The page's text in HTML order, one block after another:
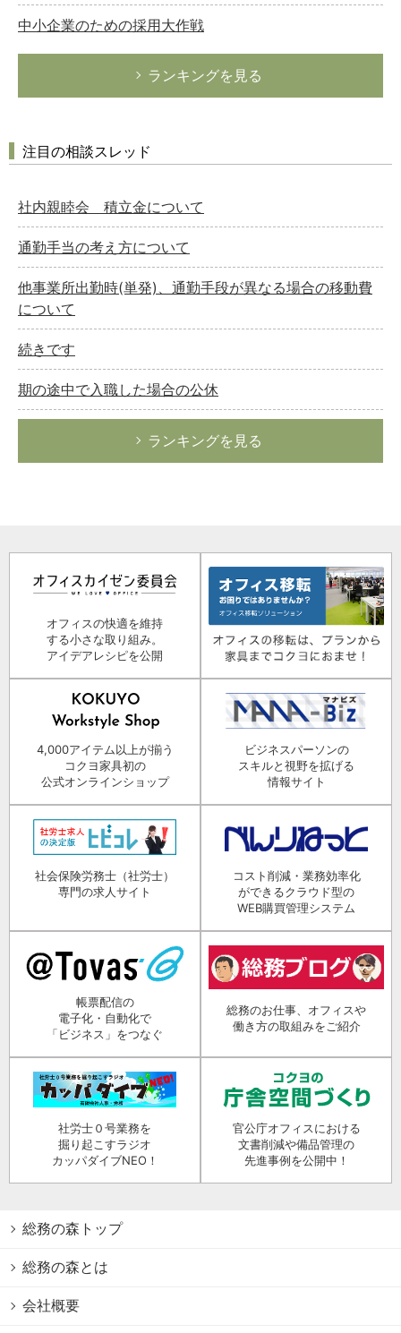
中小企業のための採用大作戦
ランキングを見る
注目の相談スレッド
社内親睦会 積立金について
通勤手当の考え方について
他事業所出勤時(単発)、通勤手段が異なる場合の移動費
について
続きです
期の途中で入職した場合の公休
ランキングを見る
オフィスの快適を維持
する小さな取り組み。
アイデアレシピを公開
4,000アイテム以上が揃う
コクヨ家具初の
公式オンラインショップ
ビジネスパーソンの
スキルと視野を拡げる
情報サイト
社会保険労務士（社労士）
専門の求人サイト
コスト削減・業務効率化
ができるクラウド型の
WEB購買管理システム
帳票配信の
電子化・自動化で
「ビジネス」をつなぐ
総務のお仕事、オフィスや
働き方の取組みをご紹介
社労士０号業務を
掘り起こすラジオ
カッパダイブNEO！
官公庁オフィスにおける
文書削減や備品管理の
先進事例を公開中！
総務の森トップ
総務の森とは
会社概要